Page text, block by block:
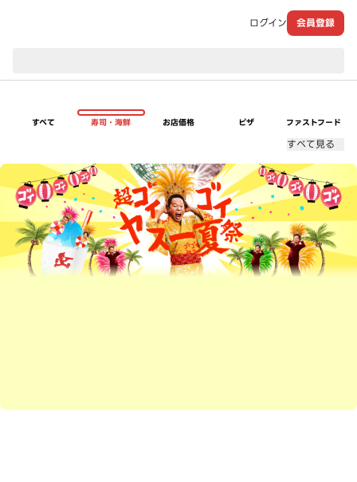
ログイン 会員登録
すべて 寿司・海鮮 お店価格 ピザ ファストフード
すべて見る
超ゴイゴイヤスー夏祭